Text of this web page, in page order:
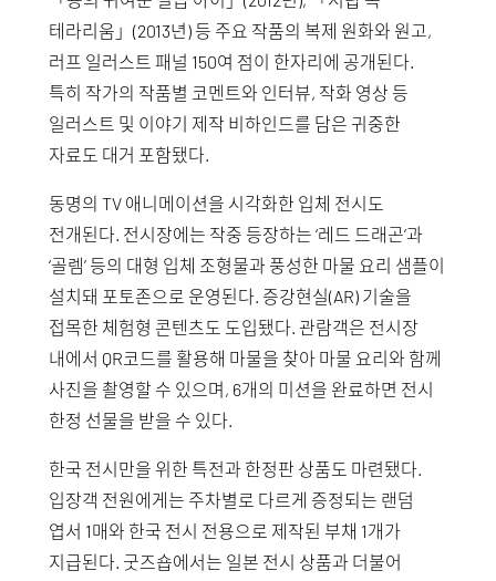
테라리움」(2013년) 등 주요 작품의 복제 원화와 원고,
러프 일러스트 패널 150여 점이 한자리에 공개된다.
특히 작가의 작품별 코멘트와 인터뷰, 작화 영상 등
일러스트 및 이야기 제작 비하인드를 담은 귀중한
자료도 대거 포함됐다.
동명의 TV 애니메이션을 시각화한 입체 전시도
전개된다. 전시장에는 작중 등장하는 ‘레드 드래곤’과
‘골렘’ 등의 대형 입체 조형물과 풍성한 마물 요리 샘플이
설치돼 포토존으로 운영된다. 증강현실(AR) 기술을
접목한 체험형 콘텐츠도 도입됐다. 관람객은 전시장
내에서 QR코드를 활용해 마물을 찾아 마물 요리와 함께
사진을 촬영할 수 있으며, 6개의 미션을 완료하면 전시
한정 선물을 받을 수 있다.
한국 전시만을 위한 특전과 한정판 상품도 마련됐다.
입장객 전원에게는 주차별로 다르게 증정되는 랜덤
엽서 1매와 한국 전시 전용으로 제작된 부채 1개가
지급된다. 굿즈숍에서는 일본 전시 상품과 더불어